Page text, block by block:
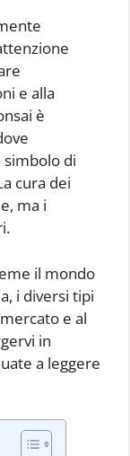
e alla
è
simbolo di
cura dei
ma i
il mondo
i diversi tipi
e al
in
a leggere